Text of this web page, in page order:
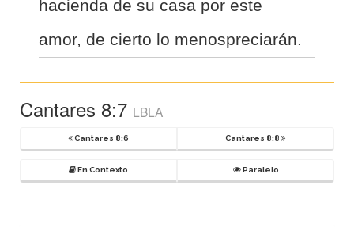
hacienda de su casa por este
amor, de cierto lo menospreciarán.
Cantares 8:7 LBLA
Cantares 8:6 Cantares 8:8
En Contexto Paralelo